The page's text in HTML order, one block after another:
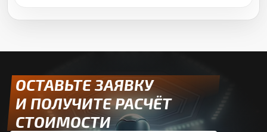
ОСТАВЬТЕ ЗАЯВКУ
И ПОЛУЧИТЕ РАСЧЁТ
СТОИМОСТИ